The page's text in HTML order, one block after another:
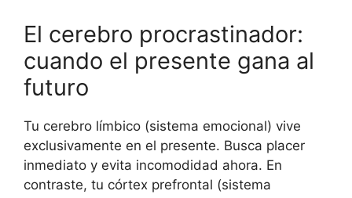
El cerebro procrastinador:
cuando el presente gana al
futuro
Tu cerebro límbico (sistema emocional) vive
exclusivamente en el presente. Busca placer
inmediato y evita incomodidad ahora. En
contraste, tu córtex prefrontal (sistema